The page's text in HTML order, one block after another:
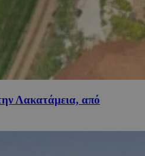
Λακατάμεια, από